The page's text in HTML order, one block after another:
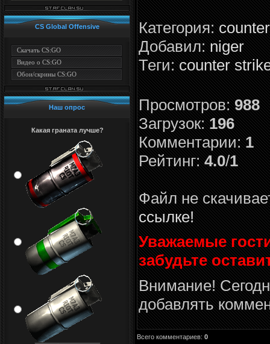
CS Global Offensive
Скачать CS:GO
Видео о CS:GO
Обои/скрины CS:GO
Наш опрос
Какая граната лучше?
Категория:
Добавил:niger
Теги:counter
Просмотров:988
Загрузок:196
Комментарии:1
Рейтинг:4.0/1
Файл не
ссылке!
Уважаемые
забудьте
Внимание!
добавлять
Всего комментариев: 0